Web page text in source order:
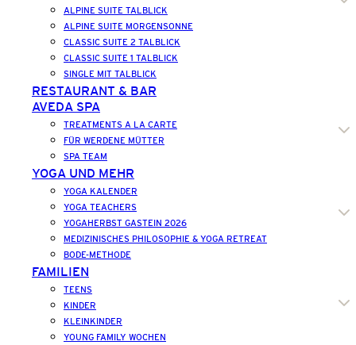
ALPINE SUITE TALBLICK
ALPINE SUITE MORGENSONNE
CLASSIC SUITE 2 TALBLICK
CLASSIC SUITE 1 TALBLICK
SINGLE MIT TALBLICK
RESTAURANT & BAR
AVEDA SPA
TREATMENTS A LA CARTE
FÜR WERDENE MÜTTER
SPA TEAM
YOGA UND MEHR
YOGA KALENDER
YOGA TEACHERS
YOGAHERBST GASTEIN 2026
MEDIZINISCHES PHILOSOPHIE & YOGA RETREAT
BODE-METHODE
FAMILIEN
TEENS
KINDER
KLEINKINDER
YOUNG FAMILY WOCHEN